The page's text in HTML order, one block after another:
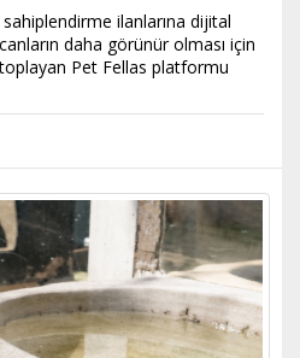
ilanlarına dijital
daha görünür olması için
Pet Fellas platformu